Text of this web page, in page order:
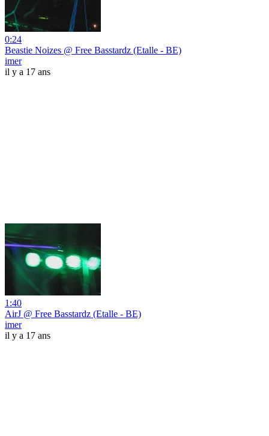
0:24
Beastie Noizes @ Free Basstardz (Etalle - BE)
imer
il y a 17 ans
1:40
AirJ @ Free Basstardz (Etalle - BE)
imer
il y a 17 ans